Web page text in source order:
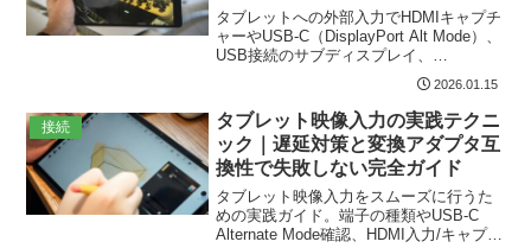
タブレットへの外部入力でHDMIキャプチ
ャーやUSB-C（DisplayPort Alt Mode）、
USB接続のサブディスプレイ、
Miracast/Chromecast/AirPlayなど有線・
無線の接続手順と変換アダプタの選び
方、給電・音声・遅延対策、トラブル別
の具体的な対処法まで実用的に解説しま
す。
2026.01.15
接続
タブレット映像入力の実践テクニ
ック｜遅延対策と変換アダプタ互
換性で失敗しない完全ガイド
タブレット映像入力をスムーズに行うた
めの実践ガイド。端子の種類やUSB-C
Alternate Mode確認、HDMI入力/キャプチ